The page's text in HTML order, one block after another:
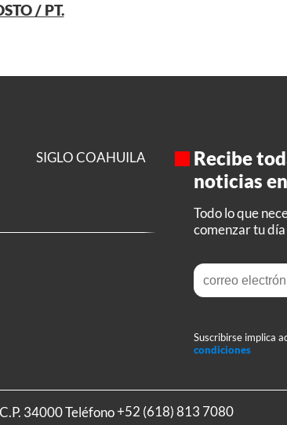
/ PT.
SIGLO COAHUILA
Recibe
noticias
Todo lo que
comenzar tu día
Suscribirse implica
condiciones
34000 Teléfono+52 (618) 813 7080